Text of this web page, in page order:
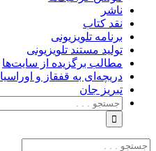
ناشر
نقد کتاب
برنامه‌ تلویزیونی
تولید مستند تلویزیونی
مطالب برگزیده از سایت‌ها
دریچه‌ای به قفقاز و اوراسیا
تبریزِ جان
جستجو
برای:
جستجو